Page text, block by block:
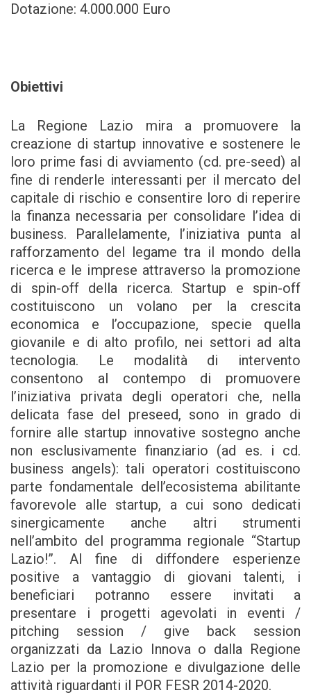
Dotazione: 4.000.000 Euro
Obiettivi
La Regione Lazio mira a promuovere la
creazione di startup innovative e sostenere le
loro prime fasi di avviamento (cd. pre-seed) al
fine di renderle interessanti per il mercato del
capitale di rischio e consentire loro di reperire
la finanza necessaria per consolidare l’idea di
business. Parallelamente, l’iniziativa punta al
rafforzamento del legame tra il mondo della
ricerca e le imprese attraverso la promozione
di spin-off della ricerca. Startup e spin-off
costituiscono un volano per la crescita
economica e l’occupazione, specie quella
giovanile e di alto profilo, nei settori ad alta
tecnologia. Le modalità di intervento
consentono al contempo di promuovere
l’iniziativa privata degli operatori che, nella
delicata fase del preseed, sono in grado di
fornire alle startup innovative sostegno anche
non esclusivamente finanziario (ad es. i cd.
business angels): tali operatori costituiscono
parte fondamentale dell’ecosistema abilitante
favorevole alle startup, a cui sono dedicati
sinergicamente anche altri strumenti
nell’ambito del programma regionale “Startup
Lazio!”. Al fine di diffondere esperienze
positive a vantaggio di giovani talenti, i
beneficiari potranno essere invitati a
presentare i progetti agevolati in eventi /
pitching session / give back session
organizzati da Lazio Innova o dalla Regione
Lazio per la promozione e divulgazione delle
attività riguardanti il POR FESR 2014-2020.